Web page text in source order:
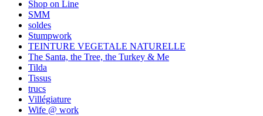
Shop on Line
SMM
soldes
Stumpwork
TEINTURE VEGETALE NATURELLE
The Santa, the Tree, the Turkey & Me
Tilda
Tissus
trucs
Villégiature
Wife @ work